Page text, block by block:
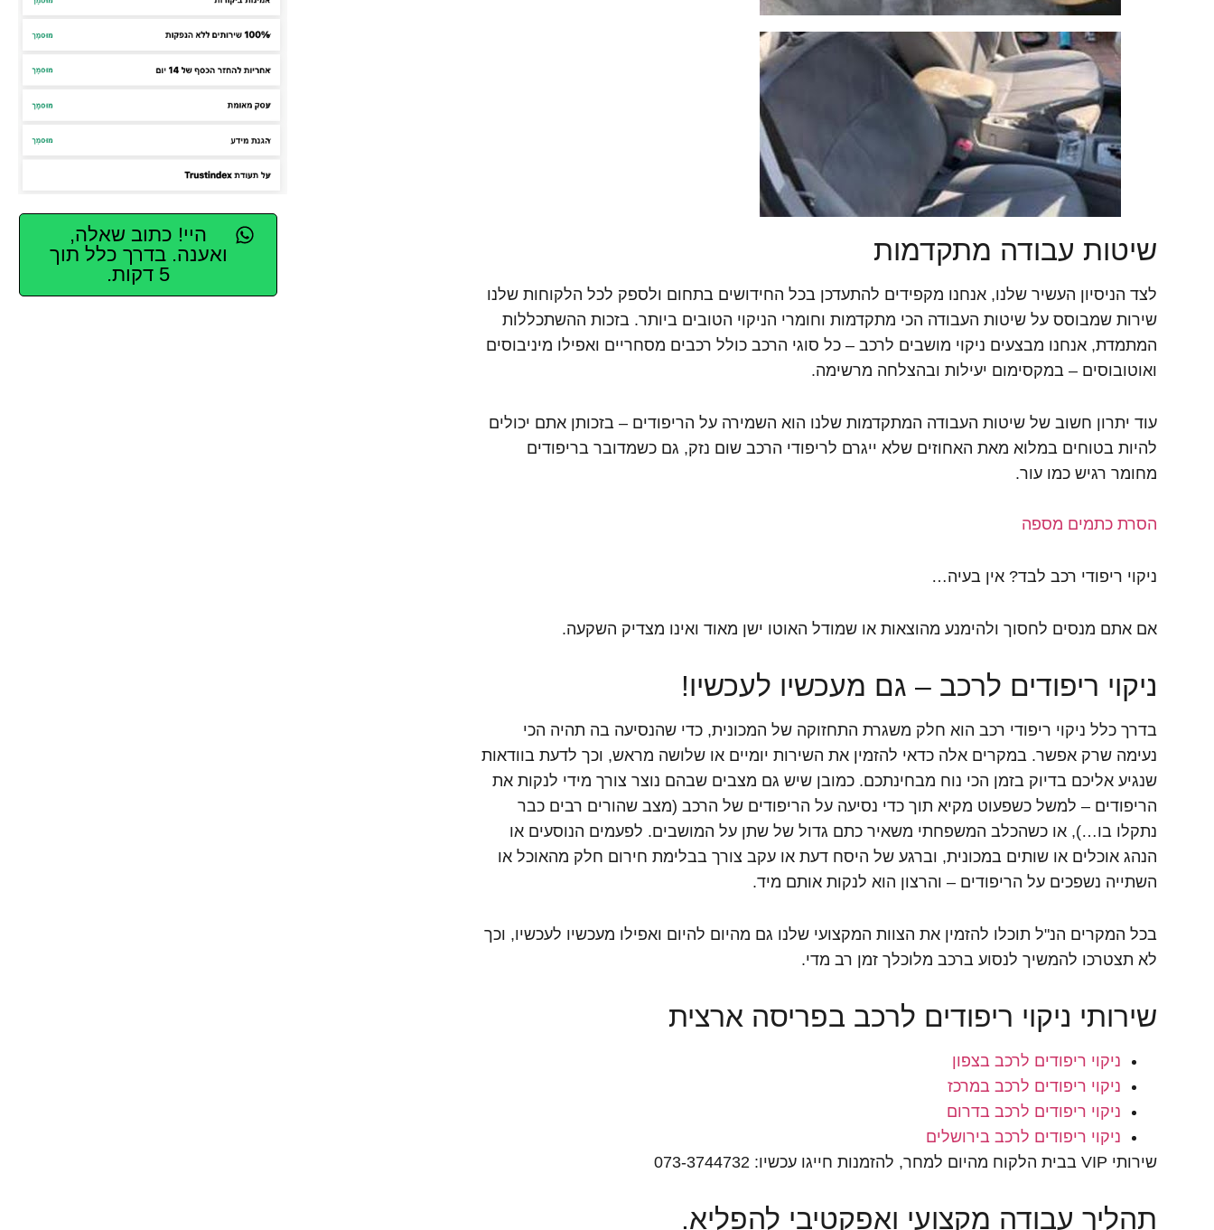
שיטות עבודה מתקדמות
לצד הניסיון העשיר שלנו, אנחנו מקפידים להתעדכן בכל החידושים בתחום ולספק לכל הלקוחות שלנו
שירות שמבוסס על שיטות העבודה הכי מתקדמות וחומרי הניקוי הטובים ביותר. בזכות ההשתכללות
המתמדת, אנחנו מבצעים ניקוי מושבים לרכב – כל סוגי הרכב כולל רכבים מסחריים ואפילו מיניבוסים
ואוטובוסים – במקסימום יעילות ובהצלחה מרשימה.
עוד יתרון חשוב של שיטות העבודה המתקדמות שלנו הוא השמירה על הריפודים – בזכותן אתם יכולים
להיות בטוחים במלוא מאת האחוזים שלא ייגרם לריפודי הרכב שום נזק, גם כשמדובר בריפודים
מחומר רגיש כמו עור.
הסרת כתמים מספה
ניקוי ריפודי רכב לבד? אין בעיה…
אם אתם מנסים לחסוך ולהימנע מהוצאות או שמודל האוטו ישן מאוד ואינו מצדיק השקעה.
ניקוי ריפודים לרכב – גם מעכשיו לעכשיו!
בדרך כלל ניקוי ריפודי רכב הוא חלק משגרת התחזוקה של המכונית, כדי שהנסיעה בה תהיה הכי
נעימה שרק אפשר. במקרים אלה כדאי להזמין את השירות יומיים או שלושה מראש, וכך לדעת בוודאות
שנגיע אליכם בדיוק בזמן הכי נוח מבחינתכם. כמובן שיש גם מצבים שבהם נוצר צורך מידי לנקות את
הריפודים – למשל כשפעוט מקיא תוך כדי נסיעה על הריפודים של הרכב (מצב שהורים רבים כבר
נתקלו בו…), או כשהכלב המשפחתי משאיר כתם גדול של שתן על המושבים. לפעמים הנוסעים או
הנהג אוכלים או שותים במכונית, וברגע של היסח דעת או עקב צורך בבלימת חירום חלק מהאוכל או
השתייה נשפכים על הריפודים – והרצון הוא לנקות אותם מיד.
בכל המקרים הנ"ל תוכלו להזמין את הצוות המקצועי שלנו גם מהיום להיום ואפילו מעכשיו לעכשיו, וכך
לא תצטרכו להמשיך לנסוע ברכב מלוכלך זמן רב מדי.
שירותי ניקוי ריפודים לרכב בפריסה ארצית
ניקוי ריפודים לרכב בצפון
ניקוי ריפודים לרכב במרכז
ניקוי ריפודים לרכב בדרום
ניקוי ריפודים לרכב בירושלים
שירותי VIP בבית הלקוח מהיום למחר, להזמנות חייגו עכשיו: 073-3744732
תהליך עבודה מקצועי ואפקטיבי להפליא.
היי! כתוב שאלה,
ואענה. בדרך כלל תוך
5 דקות.